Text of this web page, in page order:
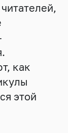
как
этой